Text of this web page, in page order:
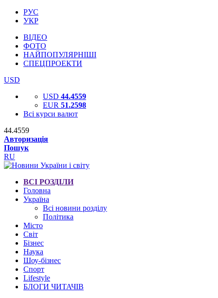
РУС
УКР
ВІДЕО
ФОТО
НАЙПОПУЛЯРНІШІ
СПЕЦПРОЕКТИ
USD
USD 44.4559
EUR 51.2598
Всі курси валют
44.4559
Авторизація
Пошук
RU
ВСІ РОЗДІЛИ
Головна
Україна
Всі новини розділу
Політика
Місто
Світ
Бізнес
Наука
Шоу-бізнес
Спорт
Lifestyle
БЛОГИ ЧИТАЧІВ